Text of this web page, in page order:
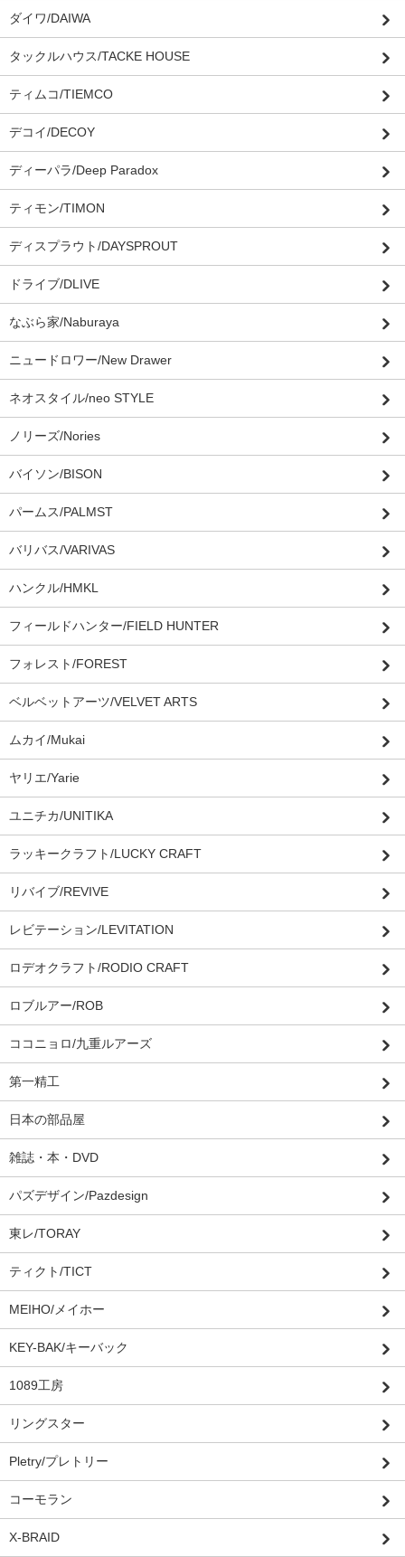
ダイワ/DAIWA
タックルハウス/TACKE HOUSE
ティムコ/TIEMCO
デコイ/DECOY
ディーパラ/Deep Paradox
ティモン/TIMON
ディスプラウト/DAYSPROUT
ドライブ/DLIVE
なぶら家/Naburaya
ニュードロワー/New Drawer
ネオスタイル/neo STYLE
ノリーズ/Nories
バイソン/BISON
パームス/PALMST
バリバス/VARIVAS
ハンクル/HMKL
フィールドハンター/FIELD HUNTER
フォレスト/FOREST
ベルベットアーツ/VELVET ARTS
ムカイ/Mukai
ヤリエ/Yarie
ユニチカ/UNITIKA
ラッキークラフト/LUCKY CRAFT
リバイブ/REVIVE
レビテーション/LEVITATION
ロデオクラフト/RODIO CRAFT
ロブルアー/ROB
ココニョロ/九重ルアーズ
第一精工
日本の部品屋
雑誌・本・DVD
パズデザイン/Pazdesign
東レ/TORAY
ティクト/TICT
MEIHO/メイホー
KEY-BAK/キーバック
1089工房
リングスター
Pletry/プレトリー
コーモラン
X-BRAID